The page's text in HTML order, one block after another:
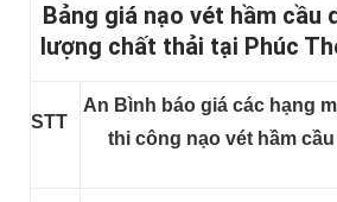
Bảng giá nạo vét hầm cầu
lượng chất thải tại Phúc
STT
An Bình báo giá các hạng
thi công nạo vét hầm cầu